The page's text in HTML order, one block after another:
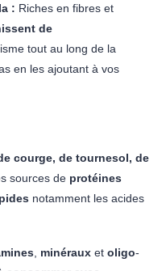
: Riches en fibres et
de
tout au long de la
en les ajoutant à vos
courge, de tournesol, de
sources de protéines
notamment les acides
minéraux et oligo-